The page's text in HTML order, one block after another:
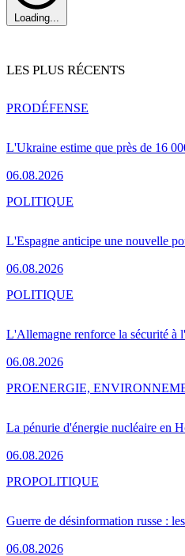
Loading...
LES PLUS RÉCENTS
L'Ukraine estime que près de 16
06.08.2026
PRODÉFENSE
L'Espagne anticipe une nouvelle
06.08.2026
POLITIQUE
L'Allemagne renforce la sécurité à
06.08.2026
POLITIQUE
La pénurie d'énergie nucléaire en
06.08.2026
PROENERGIE,
Guerre de désinformation russe :
06.08.2026
PROPOLITIQUE